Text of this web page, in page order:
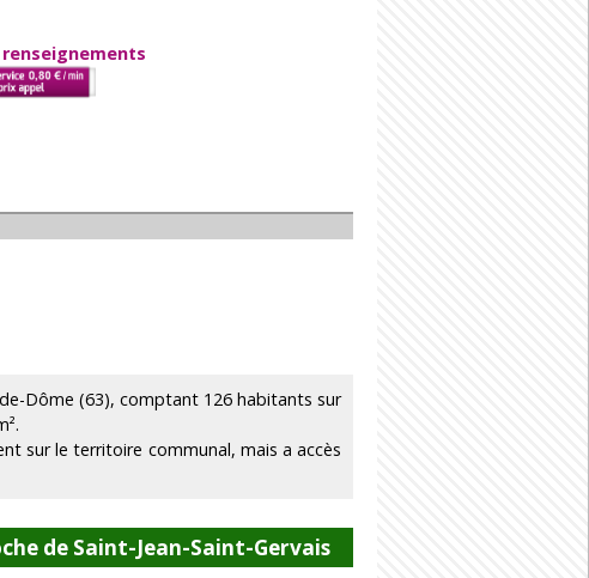
Dôme (63), comptant 126 habitants sur
sur le territoire communal, mais a accès
de Saint-Jean-Saint-Gervais